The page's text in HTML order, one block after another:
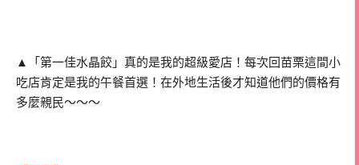
▲「第一佳水晶餃」真的是我的超級愛店！每次回苗栗這間小
吃店肯定是我的午餐首選！在外地生活後才知道他們的價格有
多麼親民～～～